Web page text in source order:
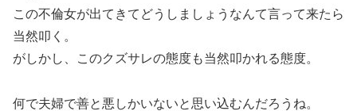
この不倫女が出てきてどうしましょうなんて言って来たら
当然叩く。
がしかし、このクズサレの態度も当然叩かれる態度。
何で夫婦で善と悪しかいないと思い込むんだろうね。